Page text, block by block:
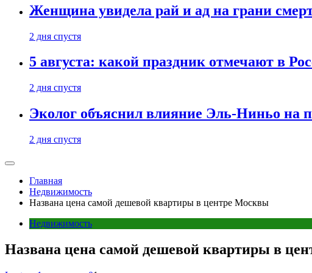
Женщина увидела рай и ад на грани
2 дня спустя
5 августа: какой праздник отмечают в
2 дня спустя
Эколог объяснил влияние Эль-Ниньо на
2 дня спустя
Главная
Недвижимость
Названа цена самой дешевой квартиры в центре Москвы
Недвижимость
Названа цена самой дешевой квартиры в